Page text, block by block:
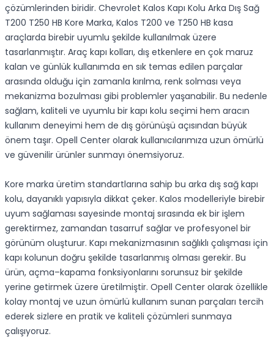
çözümlerinden biridir. Chevrolet Kalos Kapı Kolu Arka Dış Sağ
T200 T250 HB Kore Marka, Kalos T200 ve T250 HB kasa
araçlarda birebir uyumlu şekilde kullanılmak üzere
tasarlanmıştır. Araç kapı kolları, dış etkenlere en çok maruz
kalan ve günlük kullanımda en sık temas edilen parçalar
arasında olduğu için zamanla kırılma, renk solması veya
mekanizma bozulması gibi problemler yaşanabilir. Bu nedenle
sağlam, kaliteli ve uyumlu bir kapı kolu seçimi hem aracın
kullanım deneyimi hem de dış görünüşü açısından büyük
önem taşır. Opell Center olarak kullanıcılarımıza uzun ömürlü
ve güvenilir ürünler sunmayı önemsiyoruz.
Kore marka üretim standartlarına sahip bu arka dış sağ kapı
kolu, dayanıklı yapısıyla dikkat çeker. Kalos modelleriyle birebir
uyum sağlaması sayesinde montaj sırasında ek bir işlem
gerektirmez, zamandan tasarruf sağlar ve profesyonel bir
görünüm oluşturur. Kapı mekanizmasının sağlıklı çalışması için
kapı kolunun doğru şekilde tasarlanmış olması gerekir. Bu
ürün, açma–kapama fonksiyonlarını sorunsuz bir şekilde
yerine getirmek üzere üretilmiştir. Opell Center olarak özellikle
kolay montaj ve uzun ömürlü kullanım sunan parçaları tercih
ederek sizlere en pratik ve kaliteli çözümleri sunmaya
çalışıyoruz.